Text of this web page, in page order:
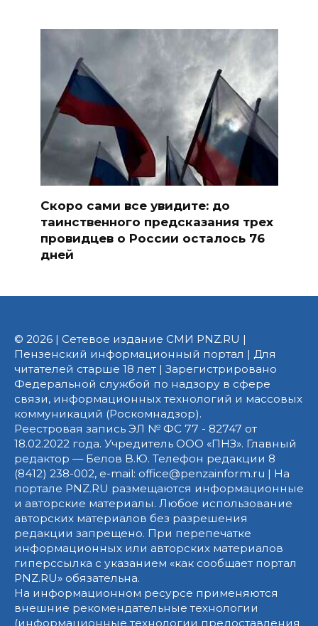
Скоро сами все увидите: до
таинственного предсказания трех
провидцев о России осталось 76
дней
© 2026 | Сетевое издание СМИ PNZ.RU |
Пензенский информационный портал | Для
читателей старше 18 лет | Зарегистрировано
Федеральной службой по надзору в сфере
связи, информационных технологий и массовых
коммуникаций (Роскомнадзор).
Реестровая запись ЭЛ № ФС 77 - 82747 от
18.02.2022 года. Учредитель ООО «ПНЗ». Главный
редактор — Белов В.Ю. Телефон редакции 8
(8412) 238-002, e-mail: office@penzainform.ru | На
портале PNZ.RU размещаются информационные
и авторские материалы. Любое использование
авторских материалов без разрешения
редакции запрещено. При перепечатке
информационных или авторских материалов
гиперссылка с указанием «как сообщает портал
PNZ.RU» обязательна.
На информационном ресурсе применяются
внешние рекомендательные технологии
(информационные технологии предоставления